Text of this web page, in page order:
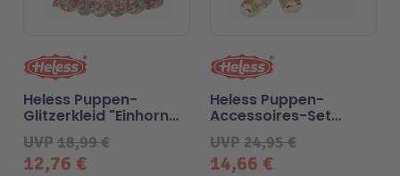
Seltene Artikel
LEGO® Blumen
12,76 €
UVP18,99 €
Heless Puppen-
Glitzerkleid "Einhorn
Goldy" - Gr. 35-45 cm
14,66 €
UVP24,95 €
Heless Puppen-
Accessoires-Set
"Glitzer-Einhorn" - 3-
teilig Gr. 38-45 cm